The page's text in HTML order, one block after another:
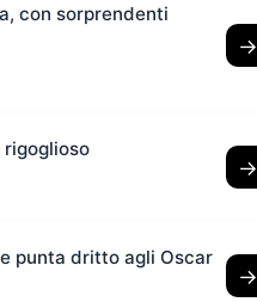
con sorprendenti
→
→
punta dritto agli Oscar
→